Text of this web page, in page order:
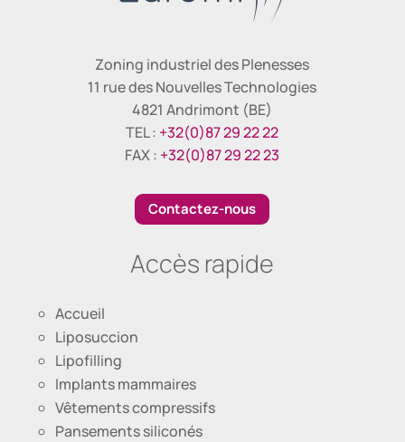
Zoning industriel des Plenesses
11 rue des Nouvelles Technologies
4821 Andrimont (BE)
TEL : +32(0)87 29 22 22
FAX : +32(0)87 29 22 23
Contactez-nous
Accès rapide
Accueil
Liposuccion
Lipofilling
Implants mammaires
Vêtements compressifs
Pansements siliconés